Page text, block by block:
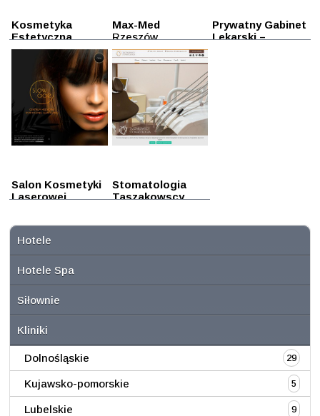
Kosmetyka
Estetyczna
Rzeszów
Max-Med
Rzeszów
Prywatny Gabinet
Lekarski –
Salon Kosmetyki
Laserowej
Stomatologia
Taszakowscy
Hotele
Hotele Spa
Siłownie
Kliniki
Dolnośląskie 29
Kujawsko-pomorskie 5
Lubelskie 9